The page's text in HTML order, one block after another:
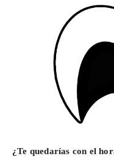
¿Te quedarías con el